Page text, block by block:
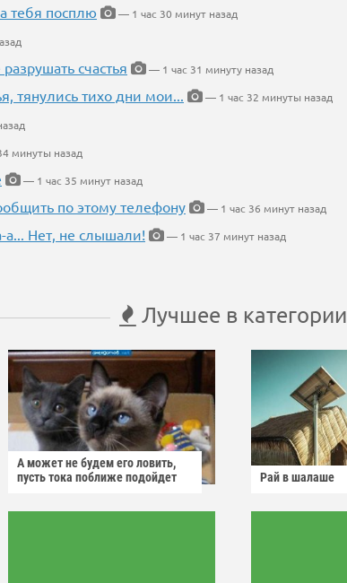
тебя посплю
— 1 час 30 минут назад
счастья
— 1 час 31 минуту назад
тянулись тихо дни мои...
— 1 час 32 минуты назад
минуты назад
— 1 час 35 минут назад
по этому телефону
— 1 час 36 минут назад
а... Нет, не слышали! — 1 час 37 минут назад
Лучшее в категории
А может не будем его ловить,
пусть тока поближе подойдет
Рай в шалаше